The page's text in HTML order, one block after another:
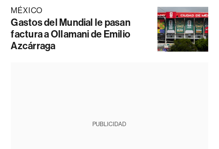
MÉXICO
Gastos del Mundial le pasan
factura a Ollamani de Emilio
Azcárraga
PUBLICIDAD